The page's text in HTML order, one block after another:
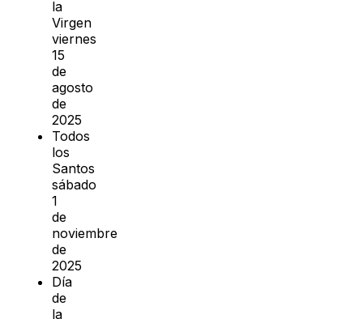
la
Virgen
viernes
15
de
agosto
de
2025
Todos
los
Santos
sábado
1
de
noviembre
de
2025
Día
de
la